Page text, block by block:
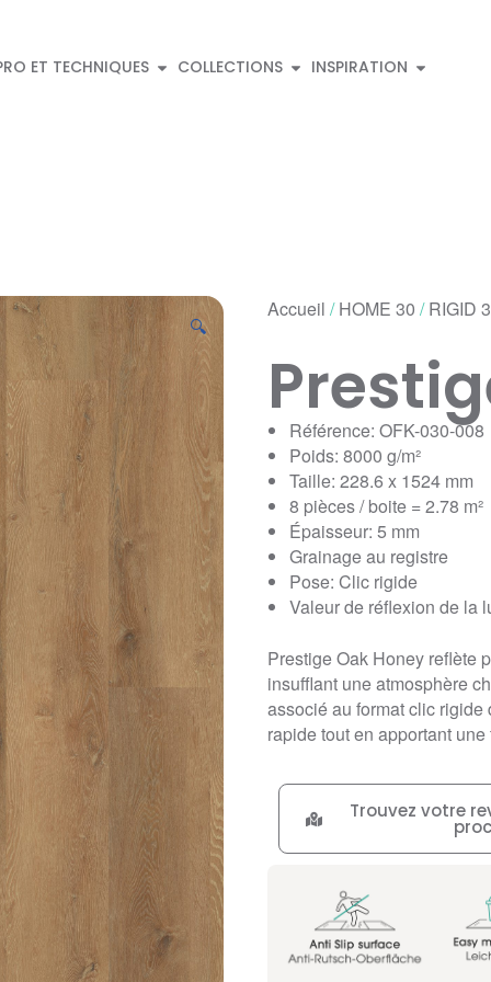
ET TECHNIQUES COLLECTIONS INSPIRATION
🔍
Accueil /HOME 30 /RIGID
Référence: OFK-030-008
Poids: 8000 g/m²
Taille: 228.6 x 1524 mm
8 pièces / boite = 2.78 m²
Épaisseur: 5 mm
Grainage au registre
Pose: Clic rigide
Valeur de réflexion de la
Prestige Oak Honey reflète
insufflant une atmosphère
associé au format clic
rapide tout en apportant
Trouvez votre